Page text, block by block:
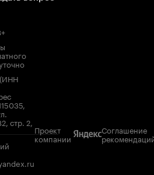
стр. 2,
Проект
компании
Соглашение